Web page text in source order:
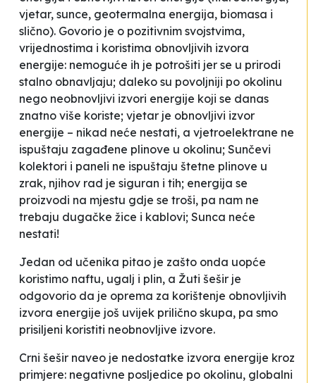
vjetar, sunce, geotermalna energija, biomasa i
slično). Govorio je o pozitivnim svojstvima,
vrijednostima i koristima obnovljivih izvora
energije: nemoguće ih je potrošiti jer se u prirodi
stalno obnavljaju; daleko su povoljniji po okolinu
nego neobnovljivi izvori energije koji se danas
znatno više koriste; vjetar je obnovljivi izvor
energije – nikad neće nestati, a vjetroelektrane ne
ispuštaju zagađene plinove u okolinu; Sunčevi
kolektori i paneli ne ispuštaju štetne plinove u
zrak, njihov rad je siguran i tih; energija se
proizvodi na mjestu gdje se troši, pa nam ne
trebaju dugačke žice i kablovi; Sunca neće
nestati!
Jedan od učenika pitao je zašto onda uopće
koristimo naftu, ugalj i plin, a Žuti šešir je
odgovorio da je oprema za korištenje obnovljivih
izvora energije još uvijek prilično skupa, pa smo
prisiljeni koristiti neobnovljive izvore.
Crni šešir naveo je nedostatke izvora energije kroz
primjere: negativne posljedice po okolinu, globalni